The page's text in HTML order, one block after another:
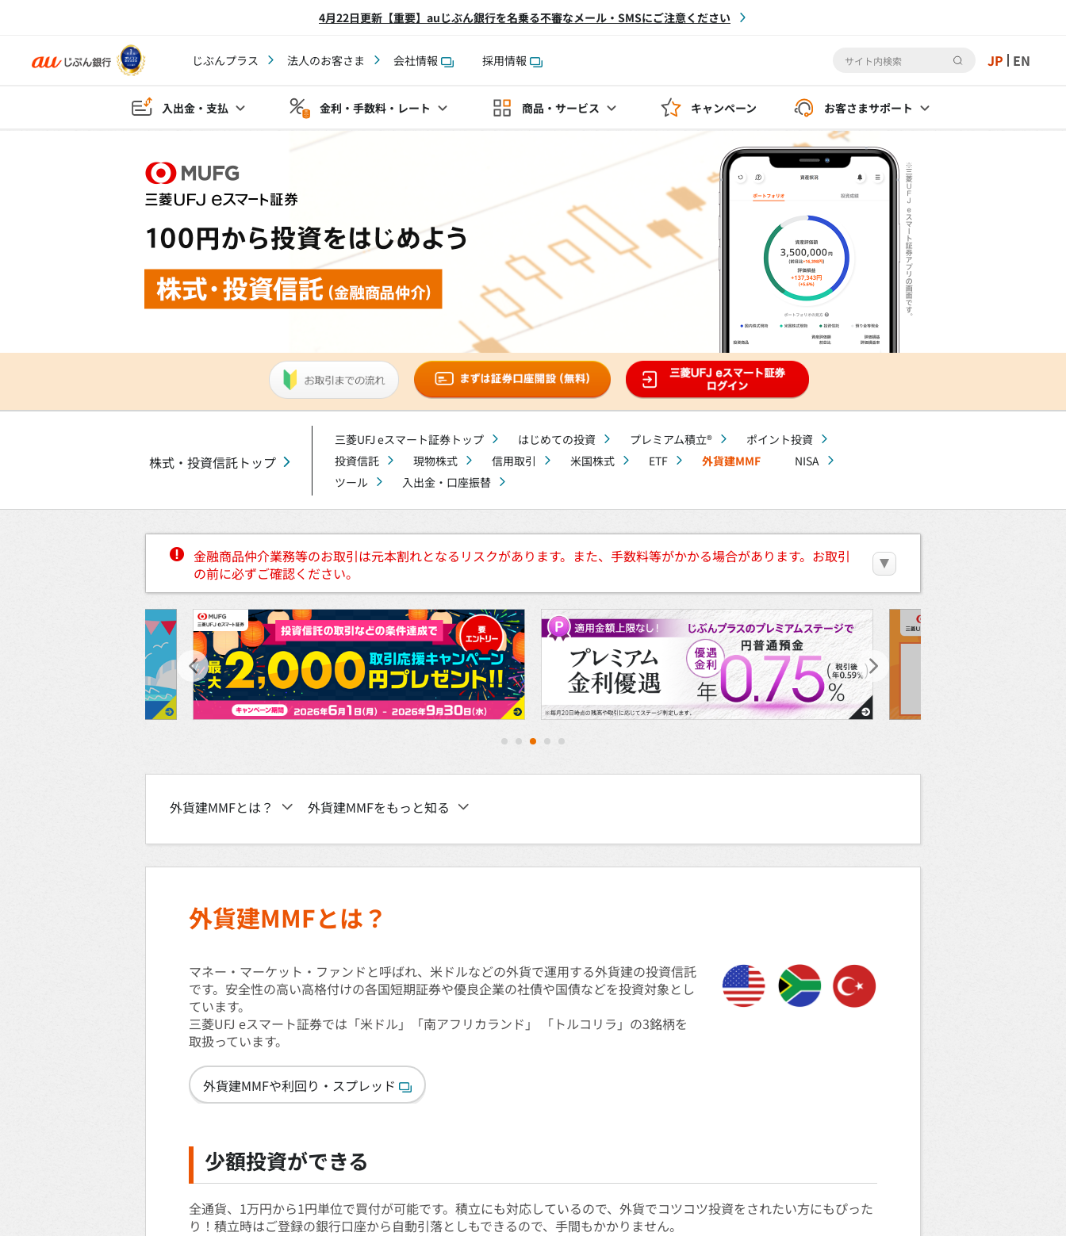
4月22日更新【重要】auじぶん銀行を名乗る不審なメール・SMSにご注意ください
じぶんプラス 法人のお客さま 会社情報 採用情報 JP EN
入出金・支払 金利・手数料・レート 商品・サービス キャンペーン お客さまサポート
株式・投資信託トップ
三菱UFJ eスマート証券トップ はじめての投資 プレミアム積立®
ポイント投資
投資信託
現物株式 信用取引 米国株式 ETF 外貨建MMF
NISA
ツール
入出金・口座振替
金融商品仲介業務等のお取引は元本割れとなるリスクがあります。また、手数料等がかかる場合があります。お取引
の前に必ずご確認ください。
2 3 4 5
外貨建MMFとは？ 外貨建MMFをもっと知る
外貨建MMFとは？
マネー・マーケット・ファンドと呼ばれ、米ドルなどの外貨で運用する外貨建の投資信託
です。安全性の高い高格付けの各国短期証券や優良企業の社債や国債などを投資対象とし
ています。
三菱UFJ eスマート証券では「米ドル」「南アフリカランド」 「トルコリラ」の3銘柄を
取扱っています。
外貨建MMFや利回り・スプレッド
少額投資ができる
全通貨、1万円から1円単位で買付が可能です。積立にも対応しているので、外貨でコツコツ投資をされたい方にもぴった
り！積立時はご登録の銀行口座から自動引落としもできるので、手間もかかりません。